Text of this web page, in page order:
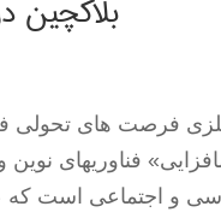
بلاکچین
فرصت های تحولی
فناوری‏های نوین و